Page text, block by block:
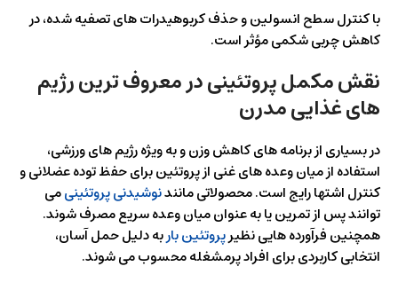
با کنترل سطح انسولین و حذف کربوهیدرات های تصفیه شده، در
کاهش چربی شکمی مؤثر است.
نقش مکمل پروتئینی در معروف‌ ترین رژیم‌
های غذایی مدرن
در بسیاری از برنامه های کاهش وزن و به ویژه رژیم های ورزشی،
استفاده از میان وعده های غنی از پروتئین برای حفظ توده عضلانی و
کنترل اشتها رایج است. محصولاتی مانندنوشیدنی پروتئینیمی
توانند پس از تمرین یا به عنوان میان وعده سریع مصرف شوند.
همچنین فرآورده هایی نظیرپروتئین باربه دلیل حمل آسان،
انتخابی کاربردی برای افراد پرمشغله محسوب می شوند.